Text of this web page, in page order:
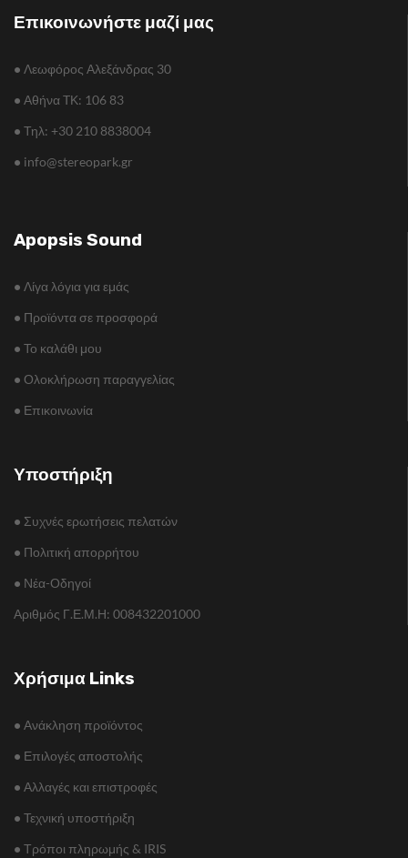
Επικοινωνήστε μαζί μας
• Λεωφόρος Αλεξάνδρας 30
• Αθήνα TΚ: 106 83
• Τηλ: +30 210 8838004
• info@stereopark.gr
Apopsis Sound
• Λίγα λόγια για εμάς
• Προϊόντα σε προσφορά
• Το καλάθι μου
• Ολοκλήρωση παραγγελίας
• Επικοινωνία
Υποστήριξη
• Συχνές ερωτήσεις πελατών
• Πολιτική απορρήτου
• Νέα-Οδηγοί
Αριθμός Γ.Ε.Μ.Η: 008432201000
Χρήσιμα Links
• Ανάκληση προϊόντος
• Επιλογές αποστολής
• Αλλαγές και επιστροφές
• Τεχνική υποστήριξη
• Τρόποι πληρωμής & IRIS